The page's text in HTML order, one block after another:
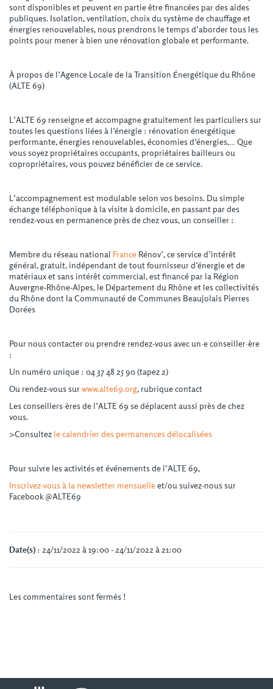
sont disponibles et peuvent en partie être financées par des aides
publiques. Isolation, ventilation, choix du système de chauffage et
énergies renouvelables, nous prendrons le temps d’aborder tous les
points pour mener à bien une rénovation globale et performante.
À propos de l’Agence Locale de la Transition Énergétique du Rhône
(ALTE 69)
L’ALTE 69 renseigne et accompagne gratuitement les particuliers sur
toutes les questions liées à l’énergie : rénovation énergétique
performante, énergies renouvelables, économies d’énergies,… Que
vous soyez propriétaires occupants, propriétaires bailleurs ou
copropriétaires, vous pouvez bénéficier de ce service.
L’accompagnement est modulable selon vos besoins. Du simple
échange téléphonique à la visite à domicile, en passant par des
rendez-vous en permanence près de chez vous, un conseiller :
Membre du réseau national France Rénov’, ce service d’intérêt
général, gratuit, indépendant de tout fournisseur d’énergie et de
matériaux et sans intérêt commercial, est financé par la Région
Auvergne-Rhône-Alpes, le Département du Rhône et les collectivités
du Rhône dont la Communauté de Communes Beaujolais Pierres
Dorées
Pour nous contacter ou prendre rendez-vous avec un·e conseiller·ère
:
Un numéro unique : 04 37 48 25 90 (tapez 2)
Ou rendez-vous surwww.alte69.org, rubrique contact
Les conseillers·ères de l’ALTE 69 se déplacent aussi près de chez
vous.
>Consultez le calendrier des permanences délocalisées
Pour suivre les activités et événements de l’ALTE 69,
Inscrivez-vous à la newsletter mensuelleet/ou suivez-nous sur
Facebook @ALTE69
Date(s): 24/11/2022 à 19:00 - 24/11/2022 à 21:00
Les commentaires sont fermés !